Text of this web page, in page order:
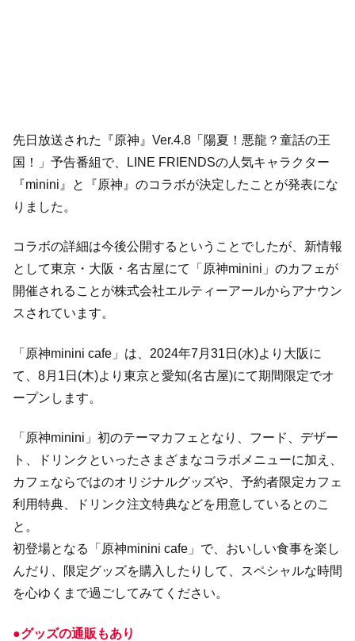
先日放送された『原神』Ver.4.8「陽夏！悪龍？童話の王
国！」予告番組で、LINE FRIENDSの人気キャラクター
『minini』と『原神』のコラボが決定したことが発表にな
りました。
コラボの詳細は今後公開するということでしたが、新情報
として東京・大阪・名古屋にて「原神minini」のカフェが
開催されることが株式会社エルティーアールからアナウン
スされています。
「原神minini cafe」は、2024年7月31日(水)より大阪に
て、8月1日(木)より東京と愛知(名古屋)にて期間限定でオ
ープンします。
「原神minini」初のテーマカフェとなり、フード、デザー
ト、ドリンクといったさまざまなコラボメニューに加え、
カフェならではのオリジナルグッズや、予約者限定カフェ
利用特典、ドリンク注文特典などを用意しているとのこ
と。
初登場となる「原神minini cafe」で、おいしい食事を楽し
んだり、限定グッズを購入したりして、スペシャルな時間
を心ゆくまで過ごしてみてください。
●グッズの通販もあり